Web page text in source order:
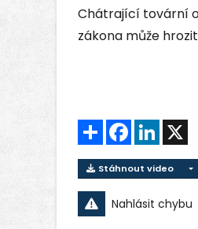
Chátrající tovární
zákona může
Sdílet FacebookLinkedIn
Stáhnout video
Nahlásit chybu